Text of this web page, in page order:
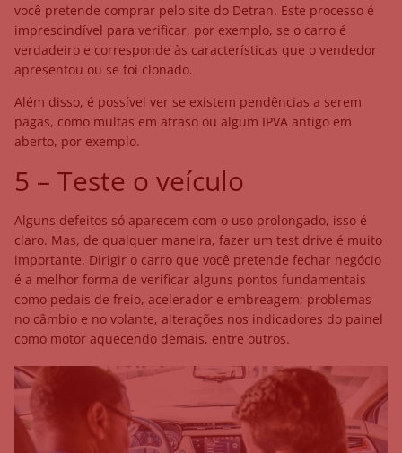
você pretende comprar pelo site do Detran. Este processo é
imprescindível para verificar, por exemplo, se o carro é
verdadeiro e corresponde às características que o vendedor
apresentou ou se foi clonado.
Além disso, é possível ver se existem pendências a serem
pagas, como multas em atraso ou algum IPVA antigo em
aberto, por exemplo.
5 – Teste o veículo
Alguns defeitos só aparecem com o uso prolongado, isso é
claro. Mas, de qualquer maneira, fazer um test drive é muito
importante. Dirigir o carro que você pretende fechar negócio
é a melhor forma de verificar alguns pontos fundamentais
como pedais de freio, acelerador e embreagem; problemas
no câmbio e no volante, alterações nos indicadores do painel
como motor aquecendo demais, entre outros.